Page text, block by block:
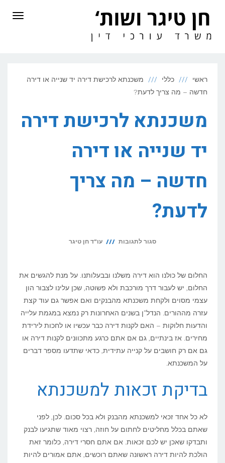
ראשי כללי
משכנתא לרכישת דירה יד שנייה או דירה
חדשה – מה צריך לדעת?
משכנתא לרכישת דירה
יד שנייה או דירה
חדשה – מה צריך
לדעת?
סגור לתגובות על
לרכישת
דירה
יד
שנייה
מה
לדעת?
עו"ד חן טיגר
החלום של כולנו הוא דירה משלנו ובבעלותנו. על מנת להגשים את
החלום, יש לעבור דרך מורכבת ולא פשוטה, שכן עלינו לצבור הון
עצמי מסוים ולקחת משכנתא מהבנקים ואם אפשר גם עוד קצת
עזרה מההורים. הנדל"ן בשנים האחרונות רק נמצא במגמת עלייה
והדעות חלוקות – האם לקנות דירה כבר עכשיו או לחכות לירידת
מחירים. אז בינתיים, גם אם אתם כרגע מתכוונים לקנות דירה או
גם אם רק חושבים על קנייה עתידית, כדאי שתדעו מספר דברים
על המשכנתא.
בדיקת זכאות למשכנתא
לא כל אחד זכאי למשכנתא מהבנק ולא בכל סכום. לכן, לפני
שאתם בכלל מחליטים לחתום על חוזה, רצוי מאוד שתגיעו לבנק
ותבדקו שאכן יש לכם זכאות. אם אתם חסרי דירה, כלומר זאת
הולכת להיות דירה ראשונה שאתם רוכשים, אתם אמורים להיות